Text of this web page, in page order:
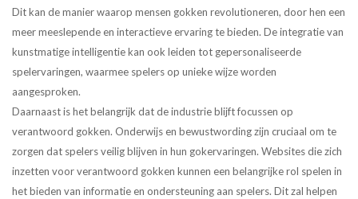
Dit kan de manier waarop mensen gokken revolutioneren, door hen een
meer meeslepende en interactieve ervaring te bieden. De integratie van
kunstmatige intelligentie kan ook leiden tot gepersonaliseerde
spelervaringen, waarmee spelers op unieke wijze worden
aangesproken.
Daarnaast is het belangrijk dat de industrie blijft focussen op
verantwoord gokken. Onderwijs en bewustwording zijn cruciaal om te
zorgen dat spelers veilig blijven in hun gokervaringen. Websites die zich
inzetten voor verantwoord gokken kunnen een belangrijke rol spelen in
het bieden van informatie en ondersteuning aan spelers. Dit zal helpen